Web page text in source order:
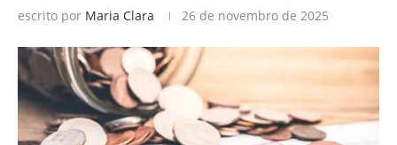
escrito por Maria Clara 26 de novembro de 2025